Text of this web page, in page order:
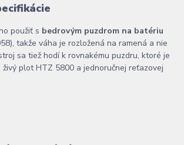
použiť s bedrovým puzdrom na batériu
takže váha je rozložená na ramená a nie
sa tiež hodí k rovnakému puzdru, ktoré je
živý plot HTZ 5800 a jednoručnej reťazovej